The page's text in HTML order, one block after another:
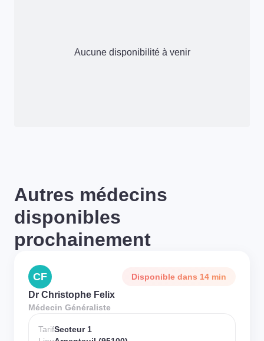
Aucune disponibilité à venir
Autres médecins
disponibles
prochainement
CF Disponible dans 14 min
Dr Christophe Felix
Médecin Généraliste
TarifSecteur 1